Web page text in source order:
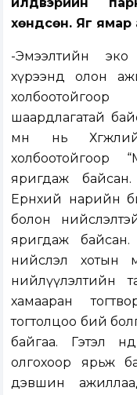
үйлдвэрийн
хөндсөн. Яг ямар
-Эмээлтийн
хүрээнд олон
шаардлагатай
өмнө нь
холбоотойгоор
яригдаж
Ерөнхий нарийн
болон
яригдаж байсан.
нийслэл хотын
нийлүүлэлтийн
хамааран
тогтолцоо бий
байгаа. Гэтэл
олгохоор ярьж
дэвшин